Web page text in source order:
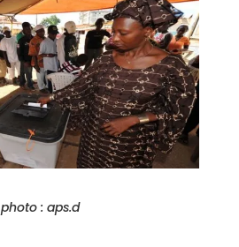
photo : aps.d